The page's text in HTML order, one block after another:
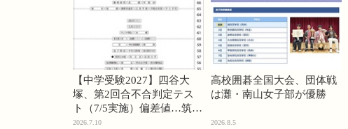
【中学受験2027】四谷大
塚、第2回合不合判定テス
ト（7/5実施）偏差値…筑駒
74・桜蔭70＜PR＞
2026.7.10
高校囲碁全国大会、団体戦
は灘・南山女子部が優勝
2026.8.5